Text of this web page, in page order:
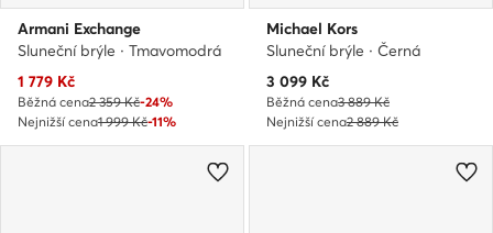
Armani Exchange
Sluneční brýle · Tmavomodrá
Aktuální cena
1 779 Kč
Běžná cena2 359 Kč-24%
Nejnižší cena1 999 Kč-11%
Michael Kors
Sluneční brýle · Černá
Aktuální cena
3 099 Kč
Běžná cena3 889 Kč
Nejnižší cena2 889 Kč